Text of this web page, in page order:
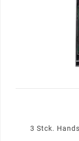
3 Stck.